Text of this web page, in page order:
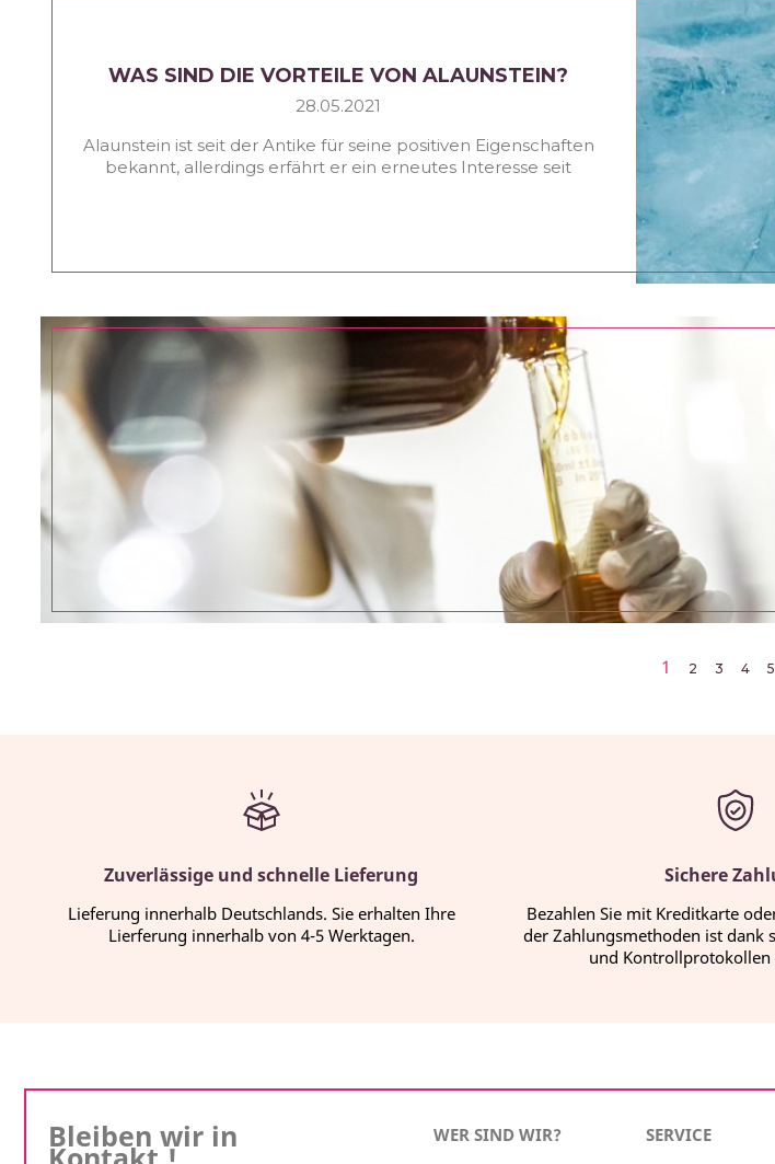
WAS SIND DIE VORTEILE VON ALAUNSTEIN?
28.05.2021
Alaunstein ist seit der Antike für seine positiven Eigenschaften
bekannt, allerdings erfährt er ein erneutes Interesse seit
1 2 3 4 5
Zuverlässige und schnelle Lieferung
Lieferung innerhalb Deutschlands. Sie erhalten Ihre
Lierferung innerhalb von 4-5 Werktagen.
Sichere
Bezahlen Sie mit Kreditkarte
der Zahlungsmethoden ist dank
und Kontrollprotokollen
Bleiben wir in WER SIND WIR? SERVICE